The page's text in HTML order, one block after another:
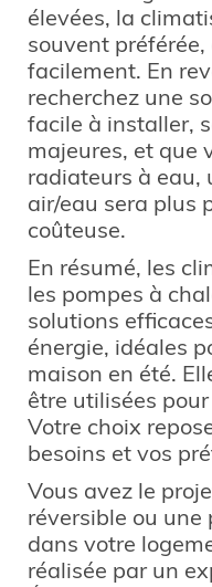
élevées, la
souvent préférée,
facilement. En
recherchez une
facile à installer,
majeures, et que
radiateurs à eau,
air/eau sera plus
coûteuse.
En résumé, les
les pompes à
solutions
énergie, idéales
maison en été.
être utilisées
Votre choix
besoins et vos
Vous avez le
réversible ou une
dans votre
réalisée par un